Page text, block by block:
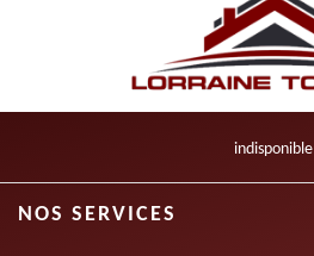
indisponible
NOS SERVICES